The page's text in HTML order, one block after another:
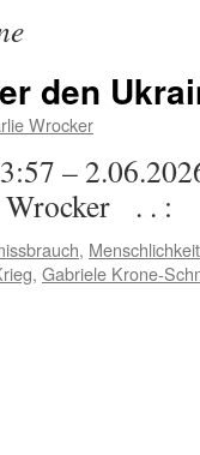
den
Wrocker
–
Wrocker . . :
, Menschlichkeit
, Gabriele Krone-